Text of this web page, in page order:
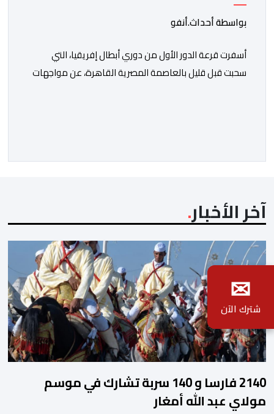
بواسطة أحداث.أنفو
أسفرت قرعة الدور الأول من دوري أبطال إفريقيا، التي
سحبت قبل قليل بالعاصمة المصرية القاهرة، عن مواجهات
الغامبي، حيث يطمح الفريق […]
آخر الأخبار
2140 فارسا و 140 سربة تشارك في موسم
مولاي عبد الله أمغار
✉
شترك الآن